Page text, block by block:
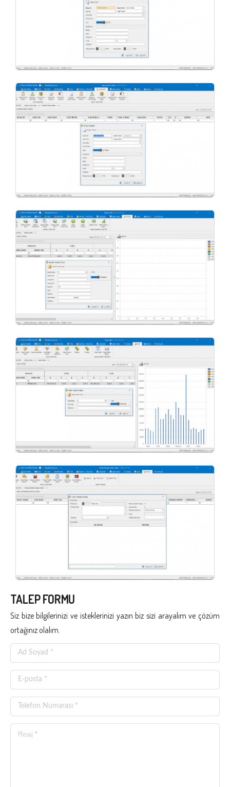
TALEP FORMU
Siz bize bilgilerinizi ve isteklerinizi yazın biz sizi arayalım ve çözüm
ortağınız olalım.